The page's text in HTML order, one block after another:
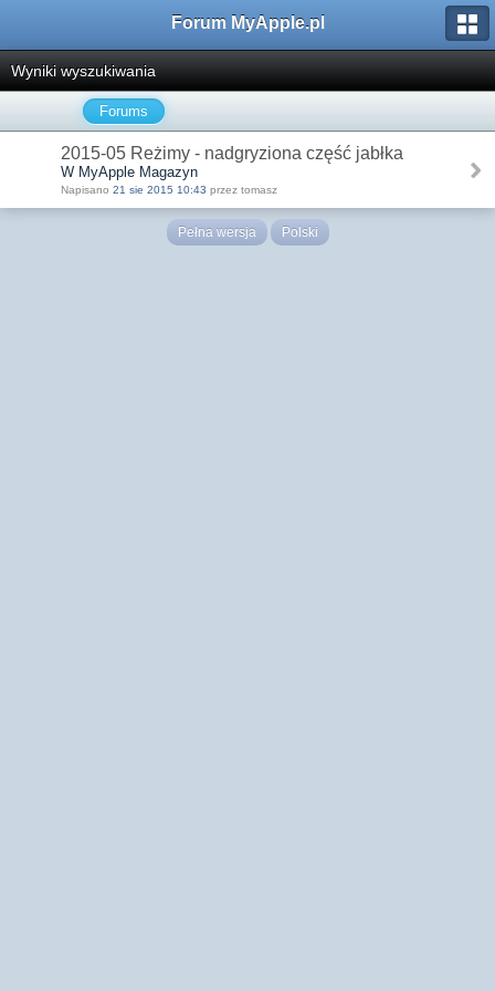
Forum MyApple.pl
Wyniki wyszukiwania
Forums
2015-05 Reżimy - nadgryziona część jabłka
W MyApple Magazyn
Napisano 21 sie 2015 10:43 przez tomasz
Pełna wersja Polski